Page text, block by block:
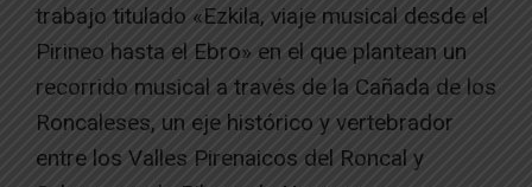
trabajo titulado «Ezkila, viaje musical desde el
Pirineo hasta el Ebro» en el que plantean un
recorrido musical a través de la Cañada de los
Roncaleses, un eje histórico y vertebrador
entre los Valles Pirenaicos del Roncal y